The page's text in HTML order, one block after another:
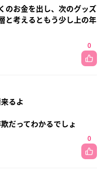
のお金を出し、次のグッズ
と考えるともう少し上の年
0
るよ
だってわかるでしょ
0